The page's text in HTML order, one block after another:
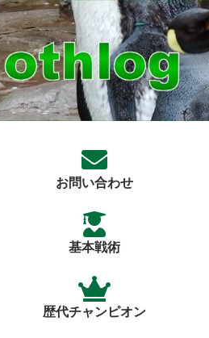
お問い合わせ
基本戦術
歴代チャンピオン